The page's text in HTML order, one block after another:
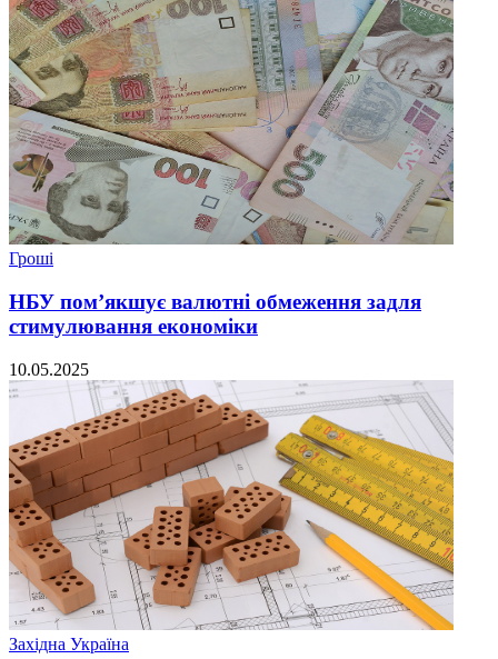
Гроші
НБУ пом’якшує валютні обмеження задля
стимулювання економіки
10.05.2025
Західна Україна